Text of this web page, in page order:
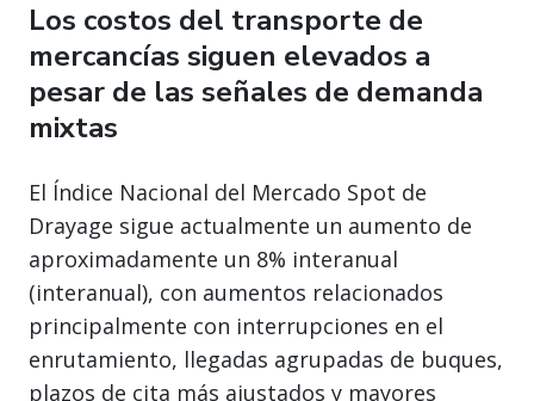
Los costos del transporte de
mercancías siguen elevados a
pesar de las señales de demanda
mixtas
El Índice Nacional del Mercado Spot de
Drayage sigue actualmente un aumento de
aproximadamente un 8% interanual
(interanual), con aumentos relacionados
principalmente con interrupciones en el
enrutamiento, llegadas agrupadas de buques,
plazos de cita más ajustados y mayores